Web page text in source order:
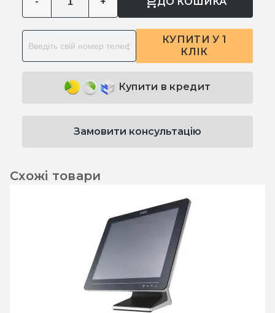
КУПИТИ У 1
КЛІК
Купити в кредит
Замовити консультацію
Схожі товари
POS термінал FEC AT-1450